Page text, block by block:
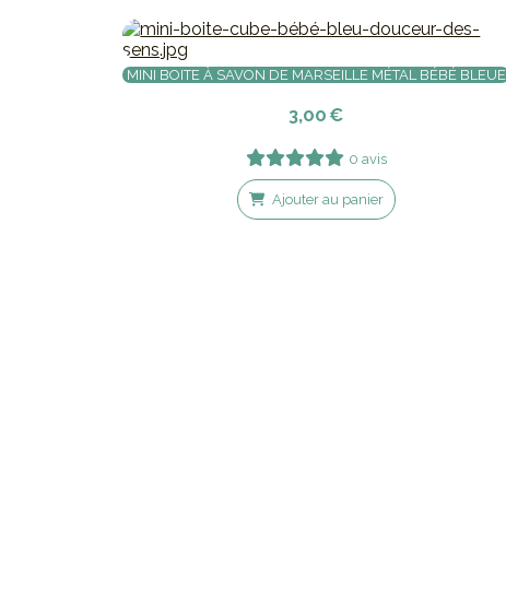
MINI BOITE À SAVON DE MARSEILLE MÉTAL BÉBÉ BLEUE
3,00 €
0 avis
Ajouter au panier